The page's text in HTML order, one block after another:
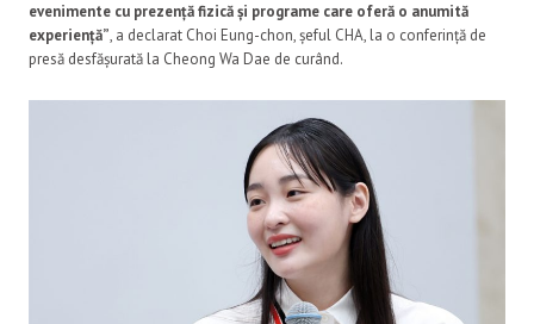
evenimente cu prezență fizică și programe care oferă o anumită
experiență”, a declarat Choi Eung-chon, șeful CHA, la o conferință de
presă desfășurată la Cheong Wa Dae de curând.